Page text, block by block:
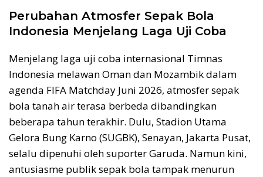
Perubahan Atmosfer Sepak Bola
Indonesia Menjelang Laga Uji Coba
Menjelang laga uji coba internasional Timnas
Indonesia melawan Oman dan Mozambik dalam
agenda FIFA Matchday Juni 2026, atmosfer sepak
bola tanah air terasa berbeda dibandingkan
beberapa tahun terakhir. Dulu, Stadion Utama
Gelora Bung Karno (SUGBK), Senayan, Jakarta Pusat,
selalu dipenuhi oleh suporter Garuda. Namun kini,
antusiasme publik sepak bola tampak menurun